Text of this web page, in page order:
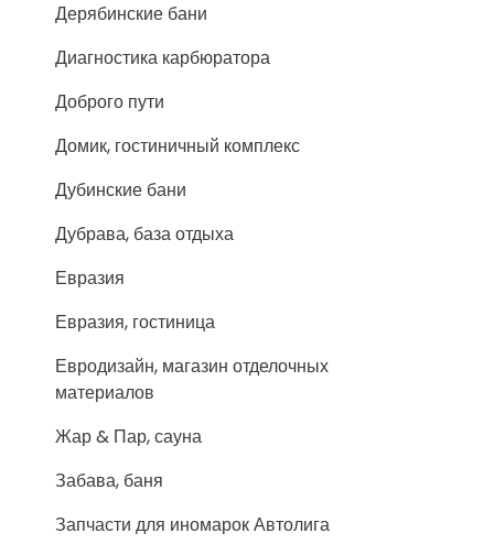
Дерябинские бани
Диагностика карбюратора
Доброго пути
Домик, гостиничный комплекс
Дубинские бани
Дубрава, база отдыха
Евразия
Евразия, гостиница
Евродизайн, магазин отделочных
материалов
Жар & Пар, сауна
Забава, баня
Запчасти для иномарок Автолига